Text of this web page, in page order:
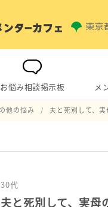
お悩み相談掲示板 メ
他の悩み 夫と死別して、
30代
夫と死別して、実母